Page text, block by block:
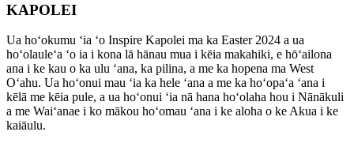
KAPOLEI
Ua hoʻokumu ʻia ʻo Inspire Kapolei ma ka Easter 2024 a ua
hoʻolauleʻa ʻo ia i kona lā hānau mua i kēia makahiki, e hōʻailona
ana i ke kau o ka ulu ʻana, ka pilina, a me ka hopena ma West
Oʻahu. Ua hoʻonui mau ʻia ka hele ʻana a me ka hoʻopaʻa ʻana i
kēlā me kēia pule, a ua hoʻonui ʻia nā hana hoʻolaha hou i Nānākuli
a me Waiʻanae i ko mākou hoʻomau ʻana i ke aloha o ke Akua i ke
kaiāulu.